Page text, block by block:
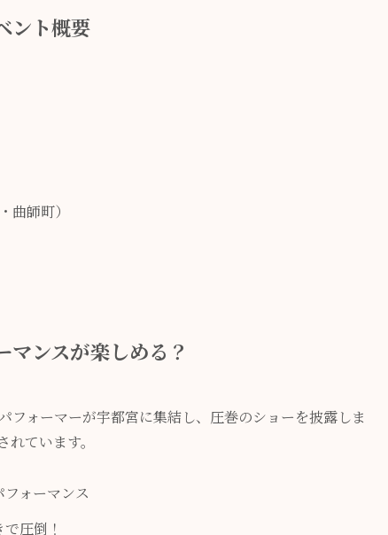
ント概要
曲師町）
マンスが楽しめる？
ォーマーが宇都宮に集結し、圧巻のショーを披露しま
ています。
ォーマンス
圧倒！